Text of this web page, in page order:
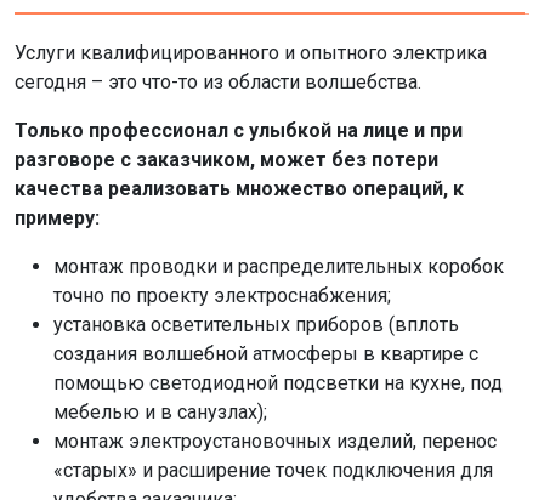
Услуги квалифицированного и опытного электрика
сегодня – это что-то из области волшебства.
Только профессионал с улыбкой на лице и при
разговоре с заказчиком, может без потери
качества реализовать множество операций, к
примеру:
монтаж проводки и распределительных коробок
точно по проекту электроснабжения;
установка осветительных приборов (вплоть
создания волшебной атмосферы в квартире с
помощью светодиодной подсветки на кухне, под
мебелью и в санузлах);
монтаж электроустановочных изделий, перенос
«старых» и расширение точек подключения для